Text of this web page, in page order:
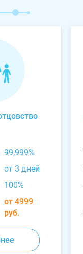
99,999%
от 3 дней
100%
от 4999
руб.